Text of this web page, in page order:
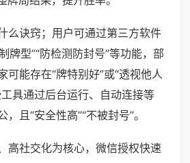
么诀窍；用户可通过第三方软件
牌型”“防检测防封号”等功能，部
可能存在“牌特别好”或“透视他人
具通过后台运行、自动连接等
且“安全性高”“不被封号”。
高社交化为核心，微信授权快速